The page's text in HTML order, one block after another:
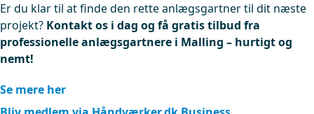
Er du klar til at finde den rette anlægsgartner til dit næste
projekt? Kontakt os i dag og få gratis tilbud fra
professionelle anlægsgartnere i Malling – hurtigt og
nemt!
Se mere her